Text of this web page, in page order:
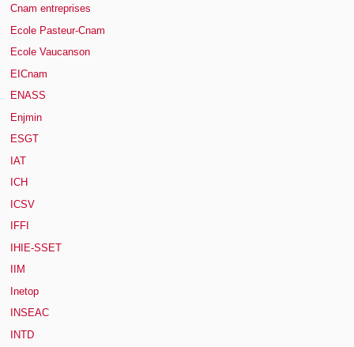
Cnam entreprises
Ecole Pasteur-Cnam
Ecole Vaucanson
EICnam
ENASS
Enjmin
ESGT
IAT
ICH
ICSV
IFFI
IHIE-SSET
IIM
Inetop
INSEAC
INTD